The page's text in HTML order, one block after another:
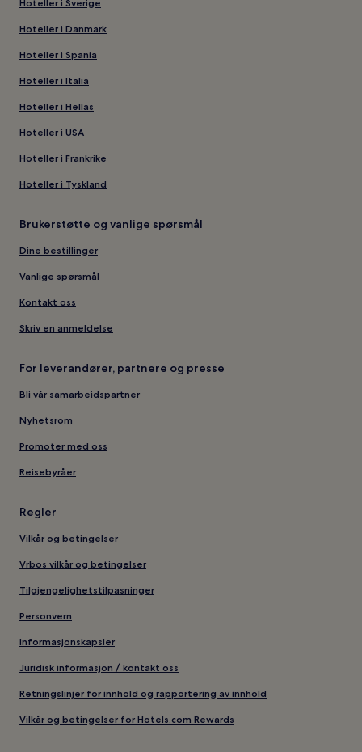
Hoteller i Sverige
Hoteller i Danmark
Hoteller i Spania
Hoteller i Italia
Hoteller i Hellas
Hoteller i USA
Hoteller i Frankrike
Hoteller i Tyskland
Brukerstøtte og vanlige spørsmål
Dine bestillinger
Vanlige spørsmål
Kontakt oss
Skriv en anmeldelse
For leverandører, partnere og presse
Bli vår samarbeidspartner
Nyhetsrom
Promoter med oss
Reisebyråer
Regler
Vilkår og betingelser
Vrbos vilkår og betingelser
Tilgjengelighetstilpasninger
Personvern
Informasjonskapsler
Juridisk informasjon / kontakt oss
Retningslinjer for innhold og rapportering av innhold
Vilkår og betingelser for Hotels.com Rewards